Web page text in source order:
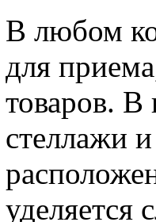
В любом
для
товаров. В
стеллажи